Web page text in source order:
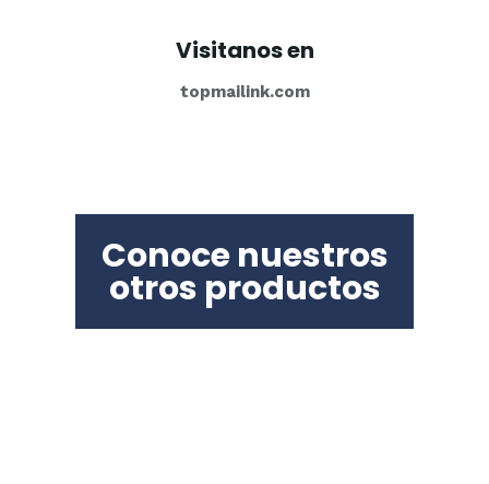
Visitanos en
topmailink.com
Conoce nuestros
otros productos